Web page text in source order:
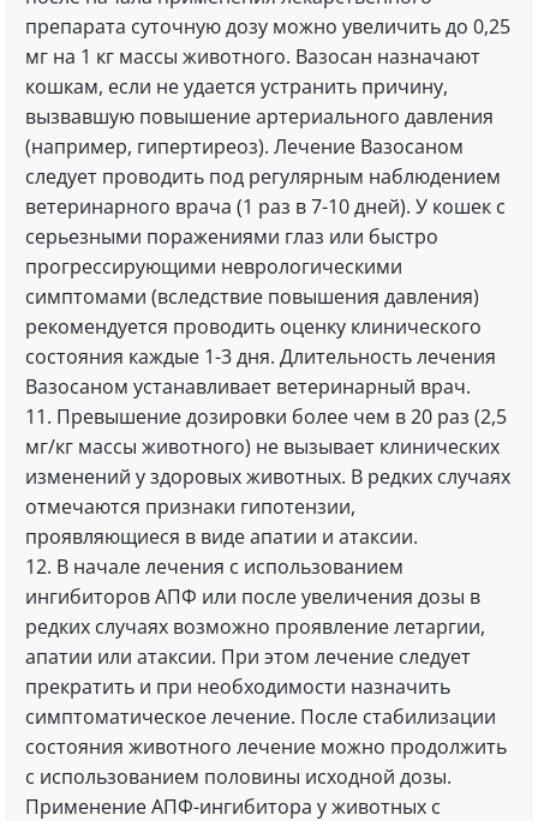
препарата суточную дозу можно увеличить до 0,25
мг на 1 кг массы животного. Вазосан назначают
кошкам, если не удается устранить причину,
вызвавшую повышение артериального давления
(например, гипертиреоз). Лечение Вазосаном
следует проводить под регулярным наблюдением
ветеринарного врача (1 раз в 7-10 дней). У кошек с
серьезными поражениями глаз или быстро
прогрессирующими неврологическими
симптомами (вследствие повышения давления)
рекомендуется проводить оценку клинического
состояния каждые 1-3 дня. Длительность лечения
Вазосаном устанавливает ветеринарный врач.
11. Превышение дозировки более чем в 20 раз (2,5
мг/кг массы животного) не вызывает клинических
изменений у здоровых животных. В редких случаях
отмечаются признаки гипотензии,
проявляющиеся в виде апатии и атаксии.
12. В начале лечения с использованием
ингибиторов АПФ или после увеличения дозы в
редких случаях возможно проявление летаргии,
апатии или атаксии. При этом лечение следует
прекратить и при необходимости назначить
симптоматическое лечение. После стабилизации
состояния животного лечение можно продолжить
с использованием половины исходной дозы.
Применение АПФ-ингибитора у животных с